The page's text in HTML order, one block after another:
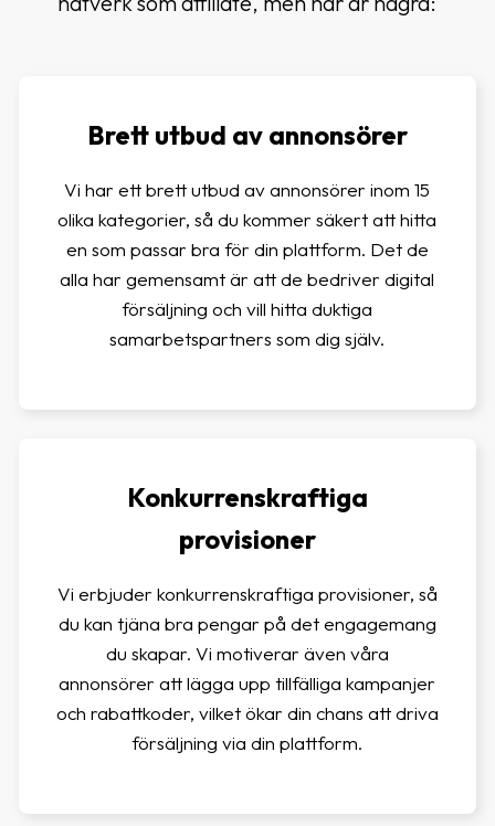
Brett utbud av annonsörer
Vi har ett brett utbud av annonsörer inom 15
olika kategorier, så du kommer säkert att hitta
en som passar bra för din plattform. Det de
alla har gemensamt är att de bedriver digital
försäljning och vill hitta duktiga
samarbetspartners som dig själv.
Konkurrenskraftiga
provisioner
Vi erbjuder konkurrenskraftiga provisioner, så
du kan tjäna bra pengar på det engagemang
du skapar. Vi motiverar även våra
annonsörer att lägga upp tillfälliga kampanjer
och rabattkoder, vilket ökar din chans att driva
försäljning via din plattform.